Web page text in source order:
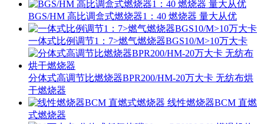
BGS/HM 高比调盒式燃烧器1：40 燃烧器 量大从优
一体式比例调节1：7>燃气燃烧器BGS10/M>10万大卡
分体式高调节比燃烧器BPR200/HM-20万大卡 无纺布烘
干燃烧器
线性燃烧器BCM 直燃
式燃烧器